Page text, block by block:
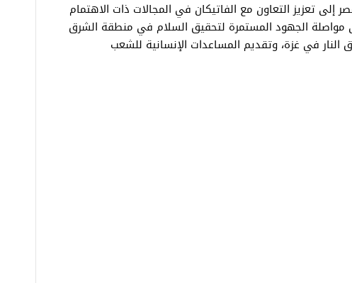
إلى تعزيز التعاون مع الفاتيكان في المجالات ذات الاهتمام
مواصلة الجهود المستمرة لتحقيق السلام في منطقة الشرق
في غزة، وتقديم المساعدات الإنسانية للشعب